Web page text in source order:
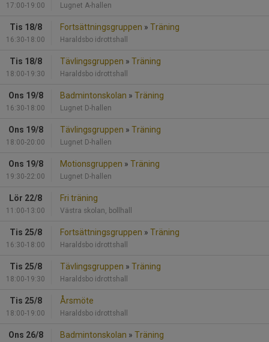
17:00-19:00 Lugnet A-hallen
Tis 18/8
16:30-18:00
Fortsättningsgruppen » Träning
Haraldsbo idrottshall
Tis 18/8
18:00-19:30
Tävlingsgruppen » Träning
Haraldsbo idrottshall
Ons 19/8
16:30-18:00
Badmintonskolan » Träning
Lugnet D-hallen
Ons 19/8
18:00-20:00
Tävlingsgruppen » Träning
Lugnet D-hallen
Ons 19/8
19:30-22:00
Motionsgruppen » Träning
Lugnet D-hallen
Lör 22/8
11:00-13:00
Fri träning
Västra skolan, bollhall
Tis 25/8
16:30-18:00
Fortsättningsgruppen » Träning
Haraldsbo idrottshall
Tis 25/8
18:00-19:30
Tävlingsgruppen » Träning
Haraldsbo idrottshall
Tis 25/8
18:00-19:00
Årsmöte
Haraldsbo idrottshall
Ons 26/8 Badmintonskolan » Träning